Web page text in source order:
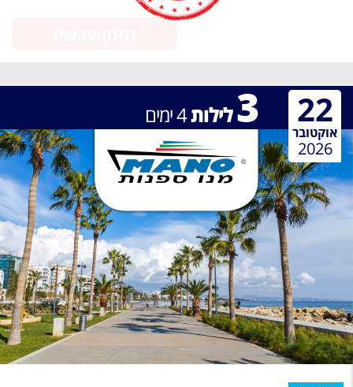
3לילות4ימים 22
אוקטובר
2026